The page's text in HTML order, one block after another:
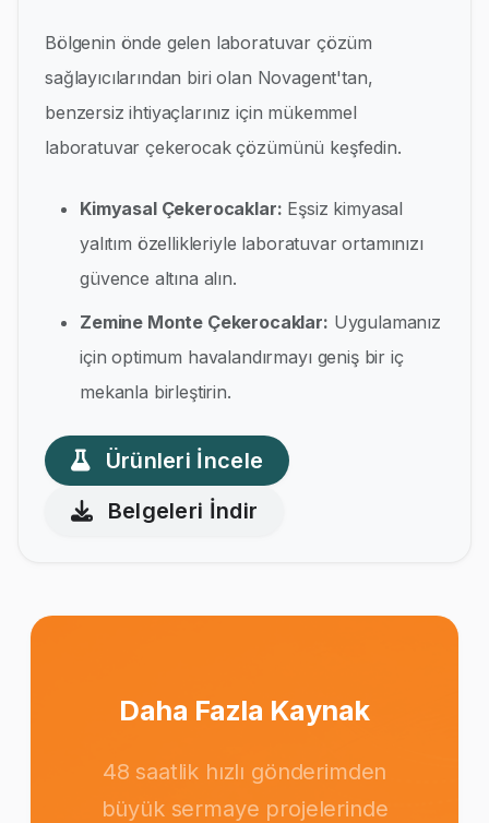
Bölgenin önde gelen laboratuvar çözüm
sağlayıcılarından biri olan Novagent'tan,
benzersiz ihtiyaçlarınız için mükemmel
laboratuvar çekerocak çözümünü keşfedin.
Kimyasal Çekerocaklar: Eşsiz kimyasal
yalıtım özellikleriyle laboratuvar ortamınızı
güvence altına alın.
Zemine Monte Çekerocaklar: Uygulamanız
için optimum havalandırmayı geniş bir iç
mekanla birleştirin.
Ürünleri İncele
Belgeleri İndir
Daha Fazla Kaynak
48 saatlik hızlı gönderimden
büyük sermaye projelerinde